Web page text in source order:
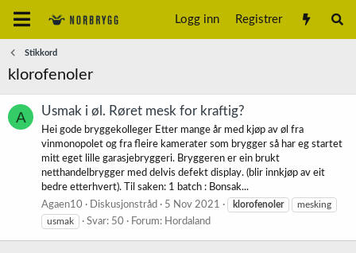
Logg inn Registrer
Stikkord
klorofenoler
A Usmak i øl. Røret mesk for kraftig?
Hei gode bryggekolleger Etter mange år med kjøp av øl fra
vinmonopolet og fra fleire kamerater som brygger så har eg startet
mitt eget lille garasjebryggeri. Bryggeren er ein brukt
netthandelbrygger med delvis defekt display. (blir innkjøp av eit
bedre etterhvert). Til saken: 1 batch : Bonsak...
Agaen10
Diskusjonstråd 5 Nov 2021 klorofenoler
mesking
usmak
Svar: 50 Forum: Hordaland